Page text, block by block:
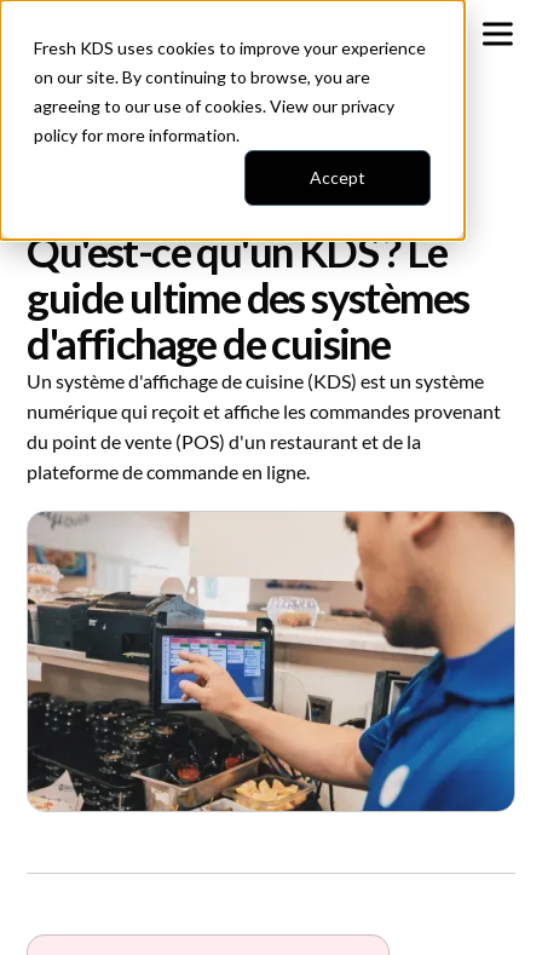
Fresh KDS uses cookies to improve your experience
on our site. By continuing to browse, you are
agreeing to our use of cookies. View ourprivacy
policyfor more information.
Accept
Systèmes d'affichage de cuisine
Qu'est-ce qu'un KDS ? Le
guide ultime des systèmes
d'affichage de cuisine
Un système d'affichage de cuisine (KDS) est un système
numérique qui reçoit et affiche les commandes provenant
du point de vente (POS) d'un restaurant et de la
plateforme de commande en ligne.